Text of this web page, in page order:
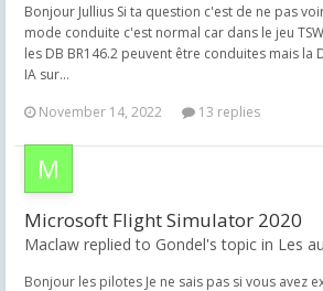
Bonjour Jullius Si ta question c'est de ne pas
mode conduite c'est normal car dans le jeu
les DB BR146.2 peuvent être conduites mais la
IA sur...
November 14, 2022
13 replies
Microsoft Flight Simulator 2020
Maclaw replied to Gondel's topic in Les
Bonjour les pilotes Je ne sais pas si vous avez